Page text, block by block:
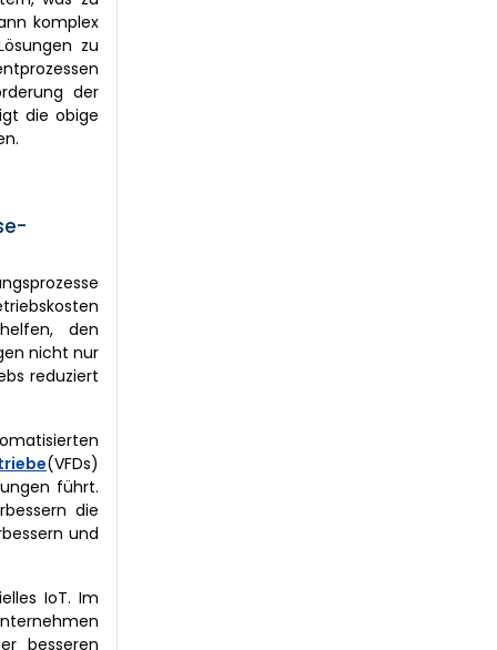
komplex
zu
der
die obige
den
nicht nur
reduziert
(VFDs)
führt.
die
und
IoT. Im
besseren